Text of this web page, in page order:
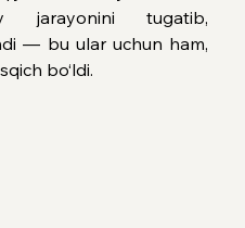
jarayonini tugatib,
— bu ular uchun ham,
bo‘ldi.